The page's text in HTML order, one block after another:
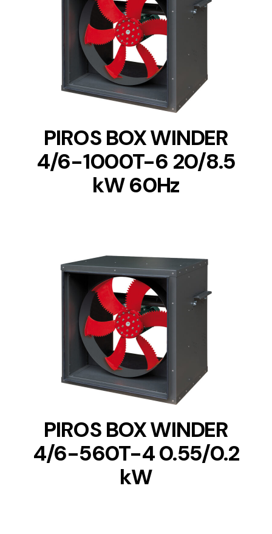
DETAILS
PIROS BOX WINDER
4/6-1000T-6 20/8.5
kW 60Hz
DETAILS
PIROS BOX WINDER
4/6-560T-4 0.55/0.2
kW